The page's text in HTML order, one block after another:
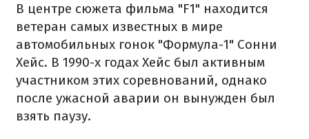
В центре сюжета фильма "F1" находится
ветеран самых известных в мире
автомобильных гонок "Формула-1" Сонни
Хейс. В 1990-х годах Хейс был активным
участником этих соревнований, однако
после ужасной аварии он вынужден был
взять паузу.